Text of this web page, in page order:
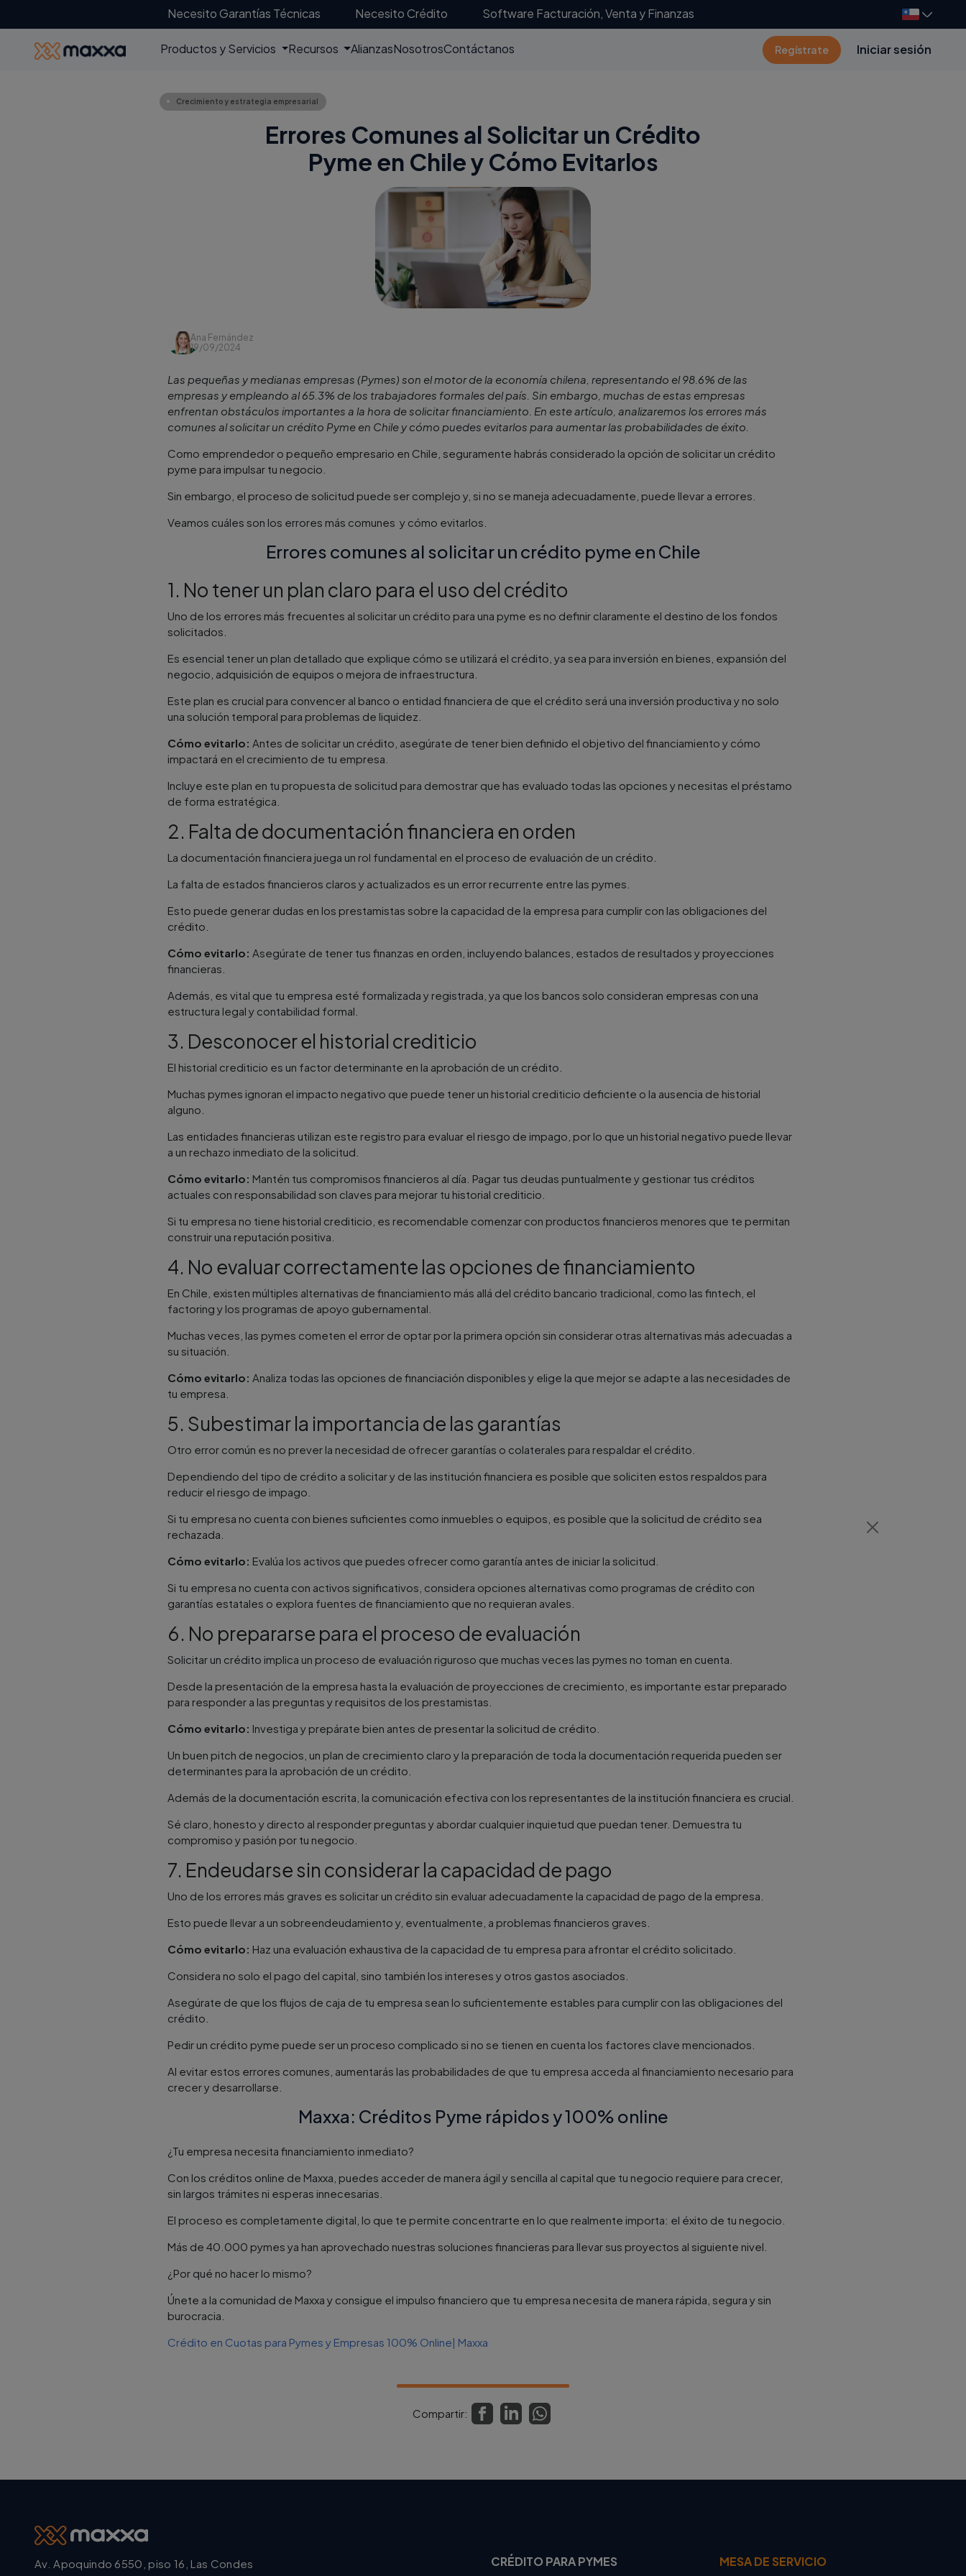
Necesito Garantías Técnicas Necesito Crédito Software Facturación, Venta y Finanzas
Productos y Servicios Recursos AlianzasNosotrosContáctanos Regístrate Iniciar sesión
Crecimiento y estrategia empresarial
Errores Comunes al Solicitar un Crédito
Pyme en Chile y Cómo Evitarlos
Ana Fernández
19/09/2024
Las pequeñas y medianas empresas (Pymes) son el motor de la economía chilena, representando el 98.6% de las
empresas y empleando al 65.3% de los trabajadores formales del país. Sin embargo, muchas de estas empresas
enfrentan obstáculos importantes a la hora de solicitar financiamiento. En este artículo, analizaremos los errores más
comunes al solicitar un crédito Pyme en Chile y cómo puedes evitarlos para aumentar las probabilidades de éxito.
Como emprendedor o pequeño empresario en Chile, seguramente habrás considerado la opción de solicitar un crédito
pyme para impulsar tu negocio.
Sin embargo, el proceso de solicitud puede ser complejo y, si no se maneja adecuadamente, puede llevar a errores.
Veamos cuáles son los errores más comunes y cómo evitarlos.
Errores comunes al solicitar un crédito pyme en Chile
1. No tener un plan claro para el uso del crédito
Uno de los errores más frecuentes al solicitar un crédito para una pyme es no definir claramente el destino de los fondos
solicitados.
Es esencial tener un plan detallado que explique cómo se utilizará el crédito, ya sea para inversión en bienes, expansión del
negocio, adquisición de equipos o mejora de infraestructura.
Este plan es crucial para convencer al banco o entidad financiera de que el crédito será una inversión productiva y no solo
una solución temporal para problemas de liquidez​.
Cómo evitarlo: Antes de solicitar un crédito, asegúrate de tener bien definido el objetivo del financiamiento y cómo
impactará en el crecimiento de tu empresa.
Incluye este plan en tu propuesta de solicitud para demostrar que has evaluado todas las opciones y necesitas el préstamo
de forma estratégica​.
2. Falta de documentación financiera en orden
La documentación financiera juega un rol fundamental en el proceso de evaluación de un crédito.
La falta de estados financieros claros y actualizados es un error recurrente entre las pymes.
Esto puede generar dudas en los prestamistas sobre la capacidad de la empresa para cumplir con las obligaciones del
crédito​.
Cómo evitarlo: Asegúrate de tener tus finanzas en orden, incluyendo balances, estados de resultados y proyecciones
financieras.
Además, es vital que tu empresa esté formalizada y registrada, ya que los bancos solo consideran empresas con una
estructura legal y contabilidad formal​.
3. Desconocer el historial crediticio
El historial crediticio es un factor determinante en la aprobación de un crédito.
Muchas pymes ignoran el impacto negativo que puede tener un historial crediticio deficiente o la ausencia de historial
alguno.
Las entidades financieras utilizan este registro para evaluar el riesgo de impago, por lo que un historial negativo puede llevar
a un rechazo inmediato de la solicitud​.
Cómo evitarlo: Mantén tus compromisos financieros al día. Pagar tus deudas puntualmente y gestionar tus créditos
actuales con responsabilidad son claves para mejorar tu historial crediticio.
Si tu empresa no tiene historial crediticio, es recomendable comenzar con productos financieros menores que te permitan
construir una reputación positiva​.
4. No evaluar correctamente las opciones de financiamiento
En Chile, existen múltiples alternativas de financiamiento más allá del crédito bancario tradicional, como las fintech, el
factoring y los programas de apoyo gubernamental.
Muchas veces, las pymes cometen el error de optar por la primera opción sin considerar otras alternativas más adecuadas a
su situación​.
Cómo evitarlo: Analiza todas las opciones de financiación disponibles y elige la que mejor se adapte a las necesidades de
tu empresa.
5. Subestimar la importancia de las garantías
Otro error común es no prever la necesidad de ofrecer garantías o colaterales para respaldar el crédito.
Dependiendo del tipo de crédito a solicitar y de las institución financiera es posible que soliciten estos respaldos para
reducir el riesgo de impago.
Si tu empresa no cuenta con bienes suficientes como inmuebles o equipos, es posible que la solicitud de crédito sea
rechazada​.
Cómo evitarlo: Evalúa los activos que puedes ofrecer como garantía antes de iniciar la solicitud.
Si tu empresa no cuenta con activos significativos, considera opciones alternativas como programas de crédito con
garantías estatales o explora fuentes de financiamiento que no requieran avales.
6. No prepararse para el proceso de evaluación
Solicitar un crédito implica un proceso de evaluación riguroso que muchas veces las pymes no toman en cuenta.
Desde la presentación de la empresa hasta la evaluación de proyecciones de crecimiento, es importante estar preparado
para responder a las preguntas y requisitos de los prestamistas​.
Cómo evitarlo: Investiga y prepárate bien antes de presentar la solicitud de crédito.
Un buen pitch de negocios, un plan de crecimiento claro y la preparación de toda la documentación requerida pueden ser
determinantes para la aprobación de un crédito​.
Además de la documentación escrita, la comunicación efectiva con los representantes de la institución financiera es crucial.
Sé claro, honesto y directo al responder preguntas y abordar cualquier inquietud que puedan tener. Demuestra tu
compromiso y pasión por tu negocio.
7. Endeudarse sin considerar la capacidad de pago
Uno de los errores más graves es solicitar un crédito sin evaluar adecuadamente la capacidad de pago de la empresa.
Esto puede llevar a un sobreendeudamiento y, eventualmente, a problemas financieros graves​.
Cómo evitarlo: Haz una evaluación exhaustiva de la capacidad de tu empresa para afrontar el crédito solicitado.
Considera no solo el pago del capital, sino también los intereses y otros gastos asociados.
Asegúrate de que los flujos de caja de tu empresa sean lo suficientemente estables para cumplir con las obligaciones del
crédito.
Pedir un crédito pyme puede ser un proceso complicado si no se tienen en cuenta los factores clave mencionados.
Al evitar estos errores comunes, aumentarás las probabilidades de que tu empresa acceda al financiamiento necesario para
crecer y desarrollarse.
Maxxa: Créditos Pyme rápidos y 100% online
¿Tu empresa necesita financiamiento inmediato?
Con los créditos online de Maxxa, puedes acceder de manera ágil y sencilla al capital que tu negocio requiere para crecer,
sin largos trámites ni esperas innecesarias.
El proceso es completamente digital, lo que te permite concentrarte en lo que realmente importa: el éxito de tu negocio.
Más de 40.000 pymes ya han aprovechado nuestras soluciones financieras para llevar sus proyectos al siguiente nivel.
¿Por qué no hacer lo mismo?
Únete a la comunidad de Maxxa y consigue el impulso financiero que tu empresa necesita de manera rápida, segura y sin
burocracia.
Crédito en Cuotas para Pymes y Empresas 100% Online| Maxxa
Compartir:
Av. Apoquindo 6550, piso 16, Las Condes CRÉDITO PARA PYMES MESA DE SERVICIO